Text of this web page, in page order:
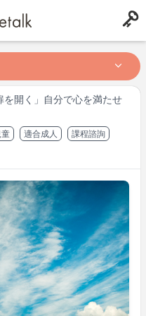
を開く」自分で心を満たせ
適合成人
課程諮詢
16:00
14:00
– 19:00